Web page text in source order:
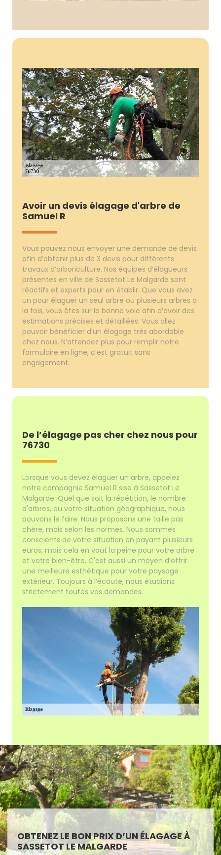
Avoir un devis élagage d'arbre de
Samuel R
Vous pouvez nous envoyer une demande de devis
afin d’obtenir plus de 3 devis pour différents
travaux d’arboriculture. Nos équipes d’élagueurs
présentes en ville de Sassetot Le Malgarde sont
réactifs et experts pour en établir. Que vous avez
un pour élaguer un seul arbre ou plusieurs arbres à
la fois, vous êtes sur la bonne voie afin d’avoir des
estimations précises et détaillées. Vous allez
pouvoir bénéficier d'un élagage très abordable
chez nous. N’attendez plus pour remplir notre
formulaire en ligne, c’est gratuit sans
engagement.
De l’élagage pas cher chez nous pour
76730
Lorsque vous devez élaguer un arbre, appelez
notre compagnie Samuel R sise à Sassetot Le
Malgarde. Quel que soit la répétition, le nombre
d'arbres, ou votre situation géographique, nous
pouvons le faire. Nous proposons une taille pas
chère, mais selon les normes. Nous sommes
conscients de votre situation en payant plusieurs
euros, mais cela en vaut la peine pour votre arbre
et votre bien-être. C'est aussi un moyen d’offrir
une meilleure esthétique pour votre paysage
extérieur. Toujours à l’écoute, nous étudions
strictement toutes vos demandes.
OBTENEZ LE BON PRIX D’UN ÉLAGAGE À
SASSETOT LE MALGARDE